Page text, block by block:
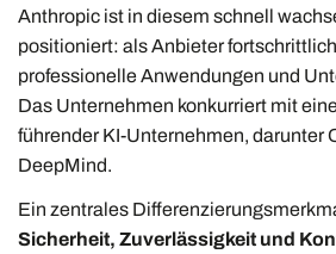
Anthropic ist in diesem schnell
positioniert: als Anbieter
professionelle Anwendungen und
Das Unternehmen konkurriert mit
führender KI-Unternehmen, darunter
DeepMind.
Ein zentrales
Sicherheit, Zuverlässigkeit und